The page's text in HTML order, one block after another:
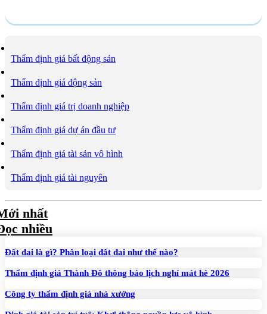
Thẩm định giá bất động sản
Thẩm định giá động sản
Thẩm định giá trị doanh nghiệp
Thẩm định giá dự án đầu tư
Thẩm định giá tài sản vô hình
Thẩm định giá tài nguyên
nhất
nhiều
Đất đai là gì? Phân loại đất đai như thế nào?
Thẩm định giá Thành Đô thông báo lịch nghỉ mát hè 2026
Công ty thẩm định giá nhà xưởng